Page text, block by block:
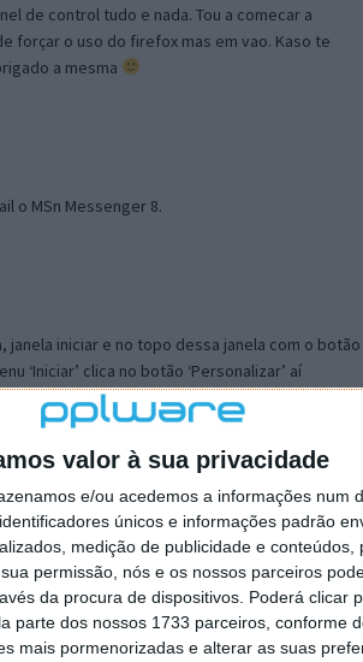
valor à sua privacidade
e/ou acedemos a informações num
únicos e informações padrão
medição de publicidade e conteúdos,
permissão, nós e os nossos parceiros
da procura de dispositivos. Poderá clicar
parte dos nossos 1733 parceiros, conforme
mais pormenorizadas e alterar as suas
de control tudo e nada. Tou a comecar a
forçar o uso do firefox mas em vao. Kaso te
a mesma
o MSn Messenger 8.
iniciar e no topo dessa janela com o botão
‘Iniciar’ clica no botão ‘Personalizar’ aí
Browser com que queres navegar e o gestor de
ferramentas ou tools escolhes ‘Opções’ ou
fim encontras um local para colocares um visto